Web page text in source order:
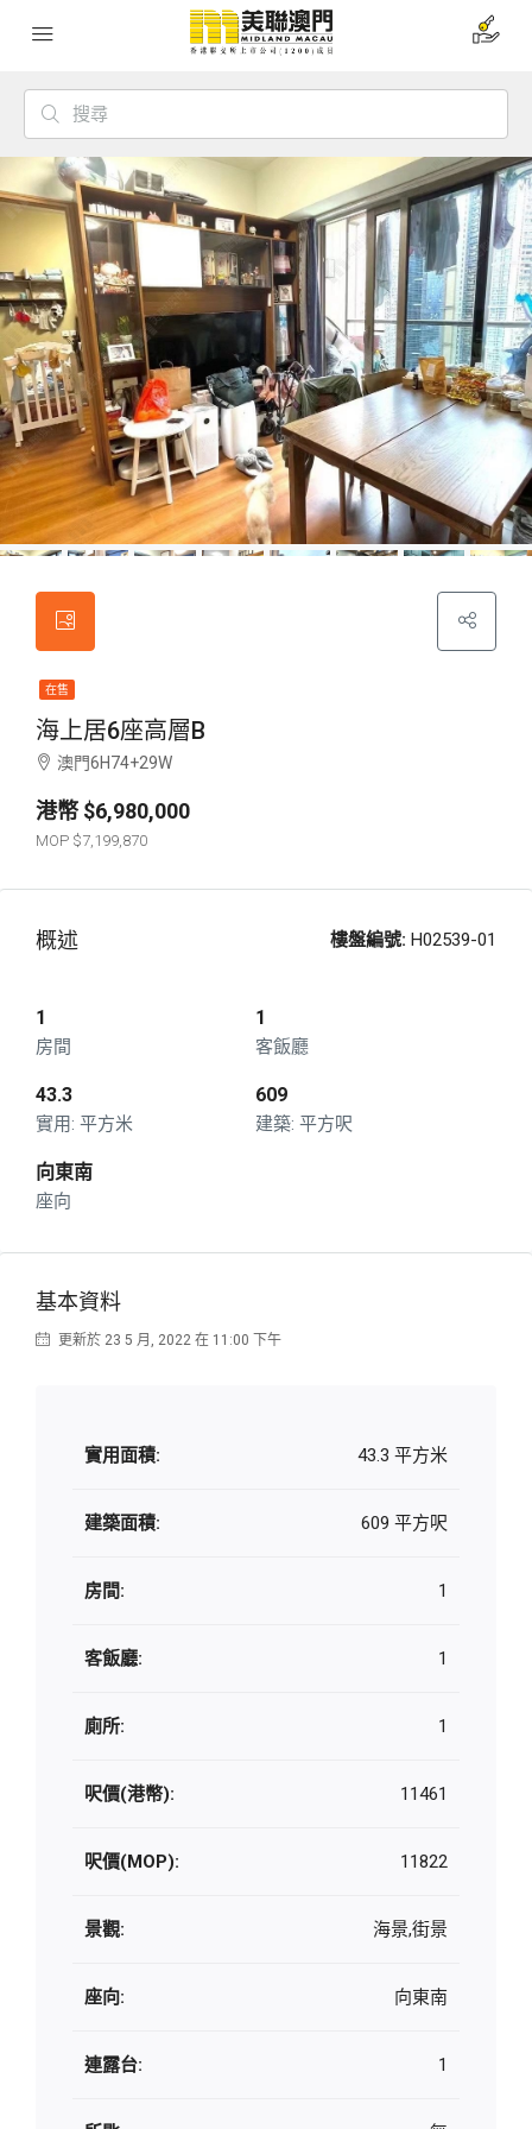
在售
海上居6座高層B
澳門6H74+29W
$6,980,000
$7,199,870
概述 樓盤編號: H02539-01
1
房間
1
客飯廳
43.3
平方米
609
平方呎
向東南
座向
基本資料
更新於 23 5 月, 2022 在 11:00 下午
實用面積: 43.3 平方米
建築面積: 609 平方呎
房間: 1
客飯廳: 1
廁所: 1
呎價(港幣): 11461
呎價(MOP): 11822
景觀: 海景,街景
座向: 向東南
連露台: 1